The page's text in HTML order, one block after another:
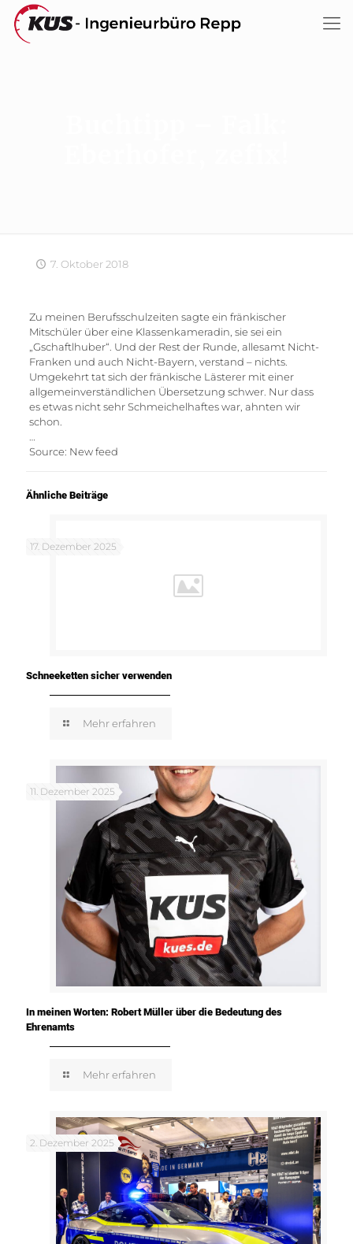
7. Oktober 2018
Zu meinen Berufsschulzeiten sagte ein fränkischer
Mitschüler über eine Klassenkameradin, sie sei ein
„Gschaftlhuber“. Und der Rest der Runde, allesamt Nicht-
Franken und auch Nicht-Bayern, verstand – nichts.
Umgekehrt tat sich der fränkische Lästerer mit einer
allgemeinverständlichen Übersetzung schwer. Nur dass
es etwas nicht sehr Schmeichelhaftes war, ahnten wir
schon.
Source: New feed
Ähnliche Beiträge
17. Dezember 2025
Schneeketten sicher verwenden
Mehr erfahren
11. Dezember 2025
In meinen Worten: Robert Müller über die Bedeutung des
Ehrenamts
Mehr erfahren
2. Dezember 2025